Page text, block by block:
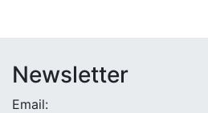
Newsletter
Email: